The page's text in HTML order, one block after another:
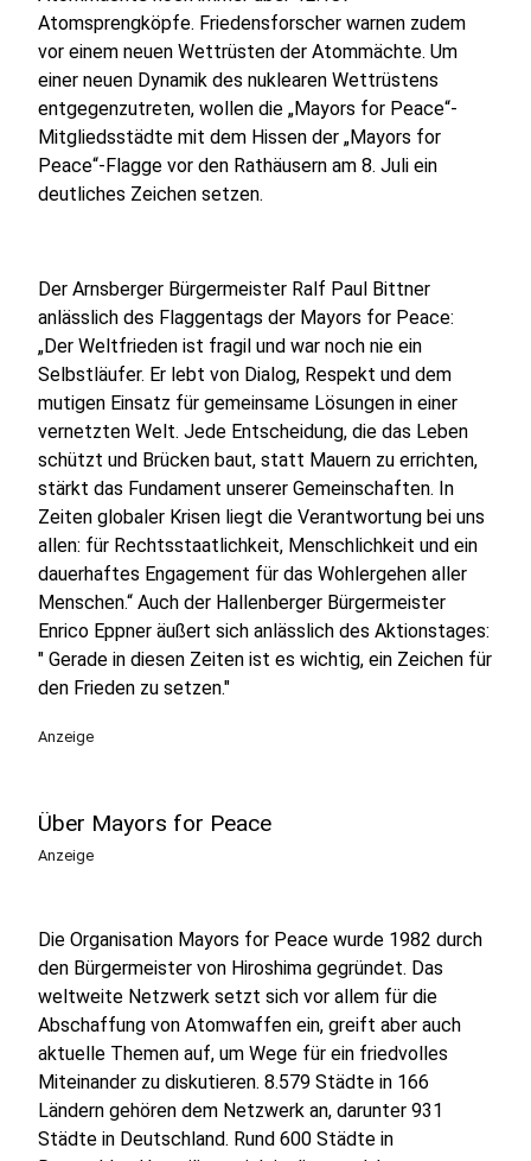
Atomsprengköpfe. Friedensforscher warnen zudem
vor einem neuen Wettrüsten der Atommächte. Um
einer neuen Dynamik des nuklearen Wettrüstens
entgegenzutreten, wollen die „Mayors for Peace“-
Mitgliedsstädte mit dem Hissen der „Mayors for
Peace“-Flagge vor den Rathäusern am 8. Juli ein
deutliches Zeichen setzen.
Der Arnsberger Bürgermeister Ralf Paul Bittner
anlässlich des Flaggentags der Mayors for Peace:
„Der Weltfrieden ist fragil und war noch nie ein
Selbstläufer. Er lebt von Dialog, Respekt und dem
mutigen Einsatz für gemeinsame Lösungen in einer
vernetzten Welt. Jede Entscheidung, die das Leben
schützt und Brücken baut, statt Mauern zu errichten,
stärkt das Fundament unserer Gemeinschaften. In
Zeiten globaler Krisen liegt die Verantwortung bei uns
allen: für Rechtsstaatlichkeit, Menschlichkeit und ein
dauerhaftes Engagement für das Wohlergehen aller
Menschen.“ Auch der Hallenberger Bürgermeister
Enrico Eppner äußert sich anlässlich des Aktionstages:
" Gerade in diesen Zeiten ist es wichtig, ein Zeichen für
den Frieden zu setzen."
Anzeige
Über Mayors for Peace
Anzeige
Die Organisation Mayors for Peace wurde 1982 durch
den Bürgermeister von Hiroshima gegründet. Das
weltweite Netzwerk setzt sich vor allem für die
Abschaffung von Atomwaffen ein, greift aber auch
aktuelle Themen auf, um Wege für ein friedvolles
Miteinander zu diskutieren. 8.579 Städte in 166
Ländern gehören dem Netzwerk an, darunter 931
Städte in Deutschland. Rund 600 Städte in